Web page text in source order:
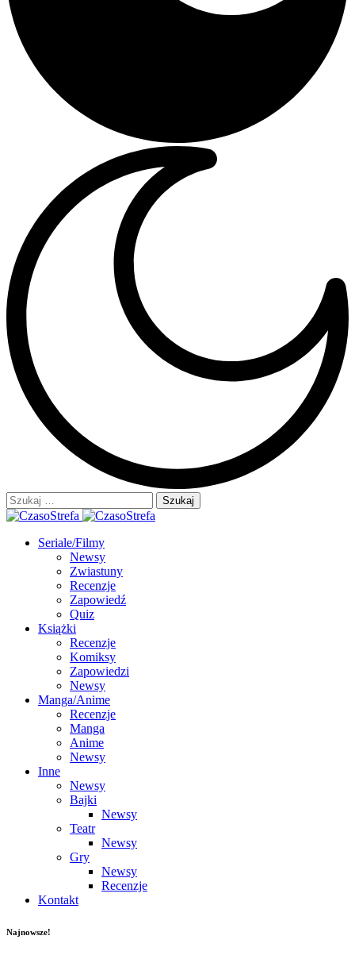
Szukaj:
Seriale/Filmy
Newsy
Zwiastuny
Recenzje
Zapowiedź
Quiz
Książki
Recenzje
Komiksy
Zapowiedzi
Newsy
Manga/Anime
Recenzje
Manga
Anime
Newsy
Inne
Newsy
Bajki
Newsy
Teatr
Newsy
Gry
Newsy
Recenzje
Kontakt
Najnowsze!